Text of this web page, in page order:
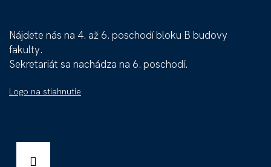
Nájdete nás na 4. až 6. poschodí bloku B budovy
fakulty.
Sekretariát sa nachádza na 6. poschodí.
Logo na stiahnutie